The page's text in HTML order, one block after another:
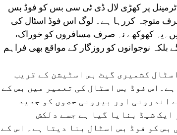
ٹرمینل پر کھڑی لال ڈی ٹی سی بس کو فوڈ بس
طرف متوجہ کررہا ہے۔ لوگ اس فوڈ اسٹال کی
کھوکھے نہ صرف مسافروں کو خوراک،
نوجوانوں کو روزگار کے مواقع بھی فراہم
کشمیری گیٹ بس اسٹیشن کے قریب
فوڈ بس اسٹال کی تعمیر میں بس کے
اندرونی اور بیرونی حصوں کو جدید
شیڈ بنایا گیا ہے جسے دلکش
بس کو فوڈ بس اسٹال بنا دیتا ہے۔ اس کے